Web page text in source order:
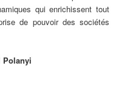
qui enrichissent tout
de pouvoir des sociétés
Polanyi